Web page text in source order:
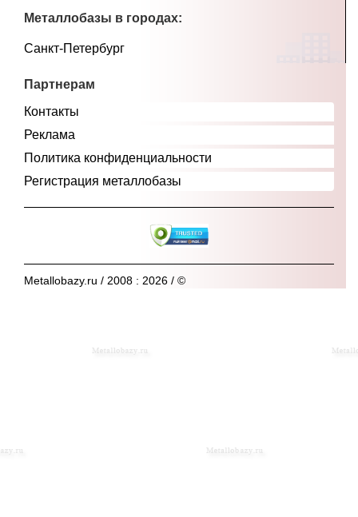
Металлобазы в городах:
Санкт-Петербург
Партнерам
Контакты
Реклама
Политика конфиденциальности
Регистрация металлобазы
Metallobazy.ru / 2008 : 2026 / ©